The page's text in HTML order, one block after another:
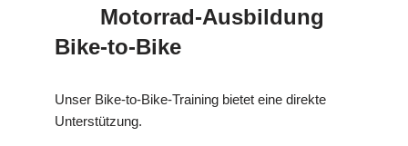
Motorrad-Ausbildung
Bike-to-Bike
Unser Bike-to-Bike-Training bietet eine direkte
Unterstützung.